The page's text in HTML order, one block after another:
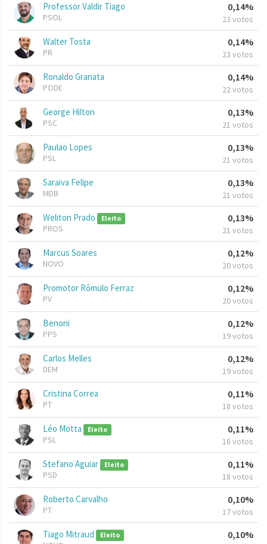
Professor Valdir Tiago
PSOL
0,14%
23 votos
Walter Tosta
PR
0,14%
23 votos
Ronaldo Granata
PODE
0,14%
22 votos
George Hilton
PSC
0,13%
21 votos
Paulao Lopes
PSL
0,13%
21 votos
Saraiva Felipe
MDB
0,13%
21 votos
Weliton Prado Eleito
PROS
0,13%
21 votos
Marcus Soares
NOVO
0,12%
20 votos
Promotor Rômulo Ferraz
PV
0,12%
20 votos
Benoni
PPS
0,12%
19 votos
Carlos Melles
DEM
0,12%
19 votos
Cristina Correa
PT
0,11%
18 votos
Léo Motta Eleito
PSL
0,11%
18 votos
Stefano Aguiar Eleito
PSD
0,11%
18 votos
Roberto Carvalho
PT
0,10%
17 votos
Tiago Mitraud Eleito 0,10%